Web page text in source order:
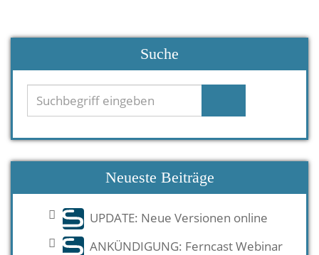
Suche
Neueste Beiträge
UPDATE: Neue Versionen online
ANKÜNDIGUNG: Ferncast Webinar